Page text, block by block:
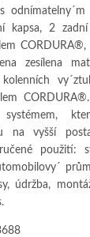
kapsa, 2
zesílena
systémem,
na vyšší
použití:
údržba,